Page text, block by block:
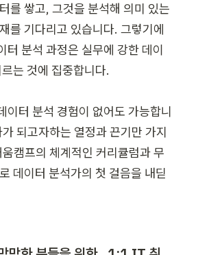
를 쌓고, 그것을 분석해 의미 있는
를 기다리고 있습니다. 그렇기에
터 분석 과정은 실무에 강한 데이
는 것에 집중합니다.
이터 분석 경험이 없어도 가능합니
되고자하는 열정과 끈기만 가지
캠프의 체계적인 커리큘럼과 무
데이터 분석가의 첫 걸음을 내딛